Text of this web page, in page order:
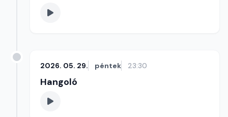
2026. 05. 29. péntek 23:30
Hangoló